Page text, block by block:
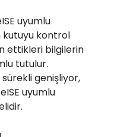
uyumlu
kutuyu kontrol
ettikleri bilgilerin
tutulur.
sürekli genişliyor,
uyumlu